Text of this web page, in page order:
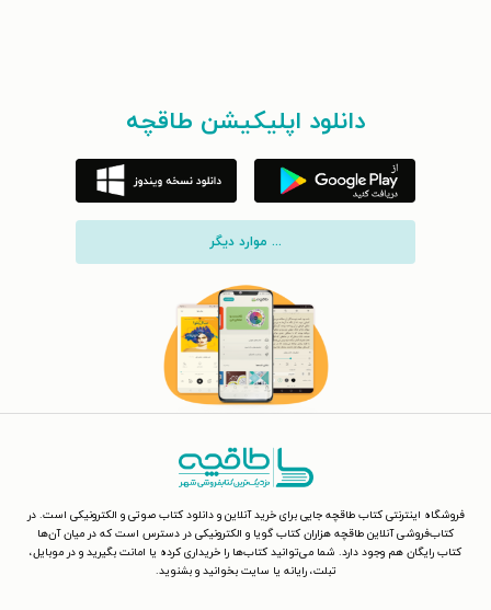
دانلود اپلیکیشن طاقچه
... موارد دیگر
فروشگاه اینترنتی کتاب طاقچه جایی برای خرید آنلاین و دانلود کتاب صوتی و الکترونیکی است. در
کتاب‌فروشی آنلاین طاقچه هزاران کتاب گویا و الکترونیکی در دسترس است که در میان آن‌ها
کتاب رایگان هم وجود دارد. شما می‌توانید کتاب‌ها را خریداری کرده یا امانت بگیرید و در موبایل،
تبلت، رایانه یا سایت بخوانید و بشنوید.